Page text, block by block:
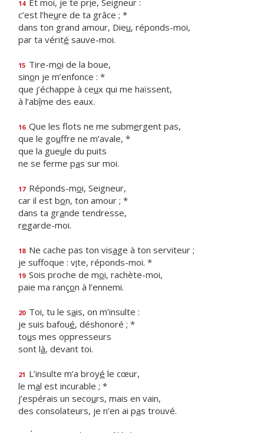
14 Et moi, je te prie, Seigneur :
c’est l’heure de ta grâce ; *
dans ton grand amour, Dieu, réponds-moi,
par ta vérité sauve-moi.
15 Tire-moi de la boue,
sinon je m’enfonce : *
que j’échappe à ceux qui me haïssent,
à l’abîme des eaux.
16 Que les flots ne me submergent pas,
que le gouffre ne m’avale, *
que la gueule du puits
ne se ferme pas sur moi.
17 Réponds-moi, Seigneur,
car il est bon, ton amour ; *
dans ta grande tendresse,
regarde-moi.
18 Ne cache pas ton visage à ton serviteur ;
je suffoque : vite, réponds-moi. *
19 Sois proche de moi, rachète-moi,
paie ma rançon à l’ennemi.
20 Toi, tu le sais, on m’insulte :
je suis bafoué, déshonoré ; *
tous mes oppresseurs
sont là, devant toi.
21 L’insulte m’a broyé le cœur,
le mal est incurable ; *
j’espérais un secours, mais en vain,
des consolateurs, je n’en ai pas trouvé.